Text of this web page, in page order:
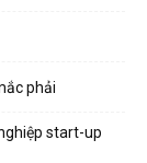
phải
start-up